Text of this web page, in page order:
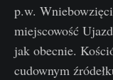
p.w.
miejscowość
jak obecnie.
cudownym